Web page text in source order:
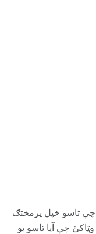
چې تاسو خپل پرمختګ
چې آیا تاسو یو